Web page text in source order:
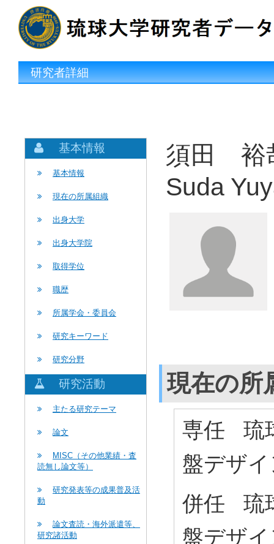
研究者詳細
基本情報
基本情報
現在の所属組織
出身大学
出身大学院
取得学位
職歴
所属学会・委員会
研究キーワード
研究分野
研究活動
主たる研究テーマ
論文
MISC（その他業績・査
読無し論文等）
研究発表等の成果普及活
動
論文査読・海外派遣等、
研究諸活動
須田 裕
Suda
現在の所
専任 琉
盤デザ
併任 琉
盤デザ